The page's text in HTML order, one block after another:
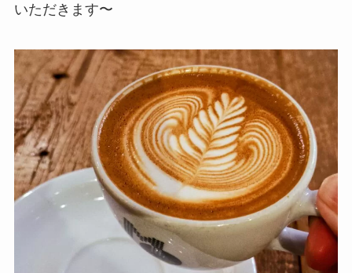
いただきます〜